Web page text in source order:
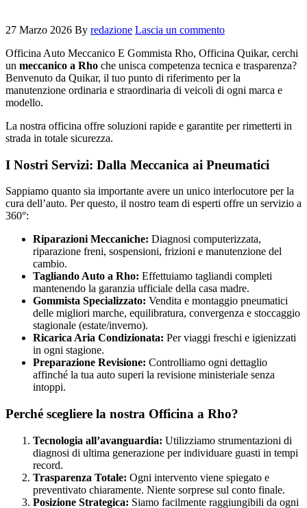
27 Marzo 2026 By redazione Lascia un commento
Officina Auto Meccanico E Gommista Rho, Officina Quikar, cerchi
un meccanico a Rho che unisca competenza tecnica e trasparenza?
Benvenuto da Quikar, il tuo punto di riferimento per la
manutenzione ordinaria e straordinaria di veicoli di ogni marca e
modello.
La nostra officina offre soluzioni rapide e garantite per rimetterti in
strada in totale sicurezza.
I Nostri Servizi: Dalla Meccanica ai Pneumatici
Sappiamo quanto sia importante avere un unico interlocutore per la
cura dell’auto. Per questo, il nostro team di esperti offre un servizio a
360°:
Riparazioni Meccaniche: Diagnosi computerizzata,
riparazione freni, sospensioni, frizioni e manutenzione del
cambio.
Tagliando Auto a Rho: Effettuiamo tagliandi completi
mantenendo la garanzia ufficiale della casa madre.
Gommista Specializzato: Vendita e montaggio pneumatici
delle migliori marche, equilibratura, convergenza e stoccaggio
stagionale (estate/inverno).
Ricarica Aria Condizionata: Per viaggi freschi e igienizzati
in ogni stagione.
Preparazione Revisione: Controlliamo ogni dettaglio
affinché la tua auto superi la revisione ministeriale senza
intoppi.
Perché scegliere la nostra Officina a Rho?
Tecnologia all’avanguardia: Utilizziamo strumentazioni di
diagnosi di ultima generazione per individuare guasti in tempi
record.
Trasparenza Totale: Ogni intervento viene spiegato e
preventivato chiaramente. Niente sorprese sul conto finale.
Posizione Strategica: Siamo facilmente raggiungibili da ogni